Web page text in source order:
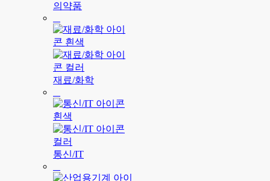
의약품
재료/화학
통신/IT